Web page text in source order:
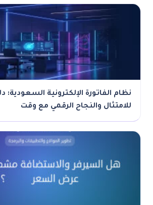
نظام الفاتورة الإلكترونية السعودية:
للامتثال والنجاح الرقمي مع وقت